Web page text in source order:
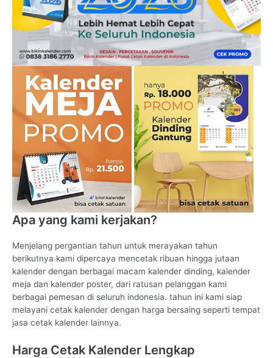
Apa yang kami kerjakan?
Menjelang pergantian tahun untuk merayakan tahun
berikutnya kami dipercaya mencetak ribuan hingga jutaan
kalender dengan berbagai macam kalender dinding, kalender
meja dan kalender poster, dari ratusan pelanggan kami
berbagai pemesan di seluruh indonesia. tahun ini kami siap
melayani cetak kalender dengan harga bersaing seperti tempat
jasa cetak kalender lainnya.
Harga Cetak Kalender Lengkap